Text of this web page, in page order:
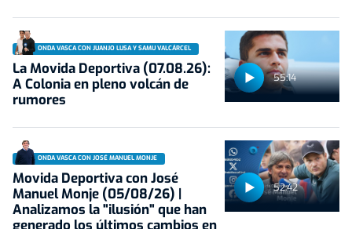
55:14
ONDA VASCA CON JUANJO LUSA Y SAMU VALCÁRCEL
La Movida Deportiva (07.08.26):
A Colonia en pleno volcán de
rumores
52:42
ONDA VASCA CON JOSÉ MANUEL MONJE
Movida Deportiva con José
Manuel Monje (05/08/26) |
Analizamos la "ilusión" que han